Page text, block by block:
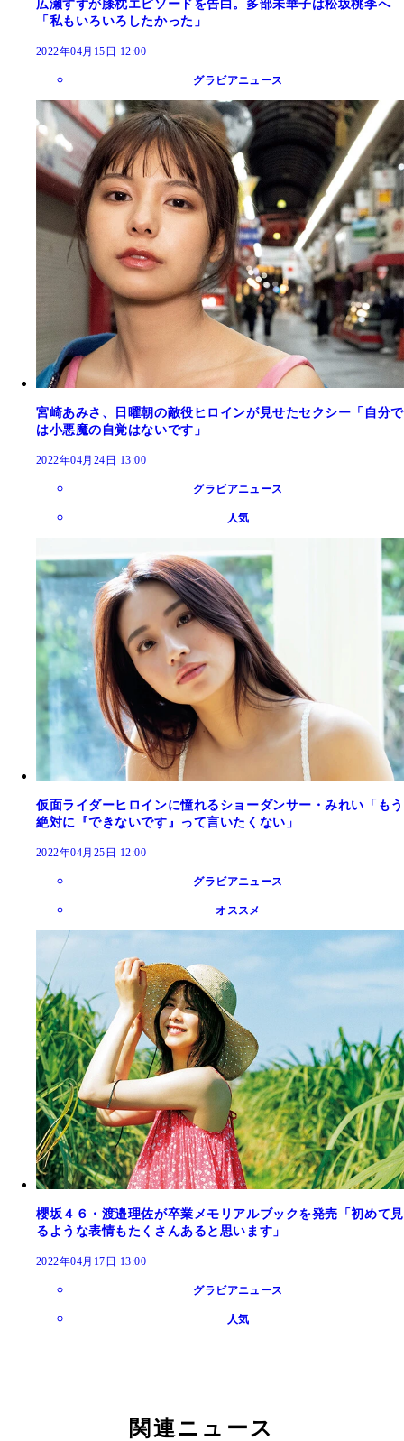
広瀬すずが膝枕エピソードを告白。多部未華子は松坂桃李へ
「私もいろいろしたかった」
2022年04月15日 12:00
グラビアニュース
宮崎あみさ、日曜朝の敵役ヒロインが見せたセクシー「自分で
は小悪魔の自覚はないです」
2022年04月24日 13:00
グラビアニュース
人気
仮面ライダーヒロインに憧れるショーダンサー・みれい「もう
絶対に『できないです』って言いたくない」
2022年04月25日 12:00
グラビアニュース
オススメ
櫻坂４６・渡邉理佐が卒業メモリアルブックを発売「初めて見
るような表情もたくさんあると思います」
2022年04月17日 13:00
グラビアニュース
人気
関連ニュース